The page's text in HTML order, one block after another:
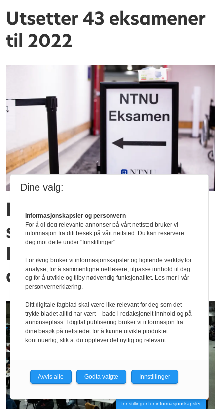
Utsetter 43 eksamener
til 2022
Ingen skriftlige
skoleeksamener ved
NTNU etter 14.
desember
Innstillinger for informasjonskapsler
Dine valg:
Informasjonskapsler og personvern
For å gi deg relevante annonser på vårt nettsted bruker vi
informasjon fra ditt besøk på vårt nettsted. Du kan reservere
deg mot dette under "Innstillinger".
For øvrig bruker vi informasjonskapsler og lignende verktøy for
analyse, for å sammenligne nettlesere, tilpasse innhold til deg
og for å utvikle og tilby nødvendig funksjonalitet. Les mer i vår
personvernerklæring.
Ditt digitale fagblad skal være like relevant for deg som det
trykte bladet alltid har vært – bade i redaksjonelt innhold og på
annonseplass. I digital publisering bruker vi informasjon fra
dine besøk på nettstedet for å kunne utvikle produktet
kontinuerlig, slik at du opplever det nyttig og relevant.
Avvis alle Godta valgte Innstillinger